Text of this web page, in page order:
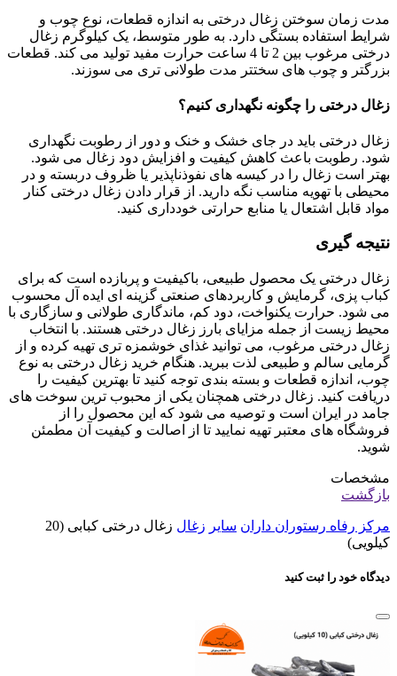
مدت زمان سوختن زغال درختی به اندازه قطعات، نوع چوب و
شرایط استفاده بستگی دارد. به طور متوسط، یک کیلوگرم زغال
درختی مرغوب بین 2 تا 4 ساعت حرارت مفید تولید می کند. قطعات
بزرگتر و چوب های سختتر مدت طولانی تری می سوزند.
زغال درختی را چگونه نگهداری کنیم؟
زغال درختی باید در جای خشک و خنک و دور از رطوبت نگهداری
شود. رطوبت باعث کاهش کیفیت و افزایش دود زغال می شود.
بهتر است زغال را در کیسه های نفوذناپذیر یا ظروف دربسته و در
محیطی با تهویه مناسب نگه دارید. از قرار دادن زغال درختی کنار
مواد قابل اشتعال یا منابع حرارتی خودداری کنید.
نتیجه گیری
زغال درختی یک محصول طبیعی، باکیفیت و پربازده است که برای
کباب پزی، گرمایش و کاربردهای صنعتی گزینه ای ایده آل محسوب
می شود. حرارت یکنواخت، دود کم، ماندگاری طولانی و سازگاری با
محیط زیست از جمله مزایای بارز زغال درختی هستند. با انتخاب
زغال درختی مرغوب، می توانید غذای خوشمزه تری تهیه کرده و از
گرمایی سالم و طبیعی لذت ببرید. هنگام خرید زغال درختی به نوع
چوب، اندازه قطعات و بسته بندی توجه کنید تا بهترین کیفیت را
دریافت کنید. زغال درختی همچنان یکی از محبوب ترین سوخت های
جامد در ایران است و توصیه می شود که این محصول را از
فروشگاه های معتبر تهیه نمایید تا از اصالت و کیفیت آن مطمئن
شوید.
مشخصات
بازگشت
مرکز رفاه رستوران داران سایر زغال
زغال درختی کبابی (20
کیلویی)
دیدگاه خود را ثبت کنید